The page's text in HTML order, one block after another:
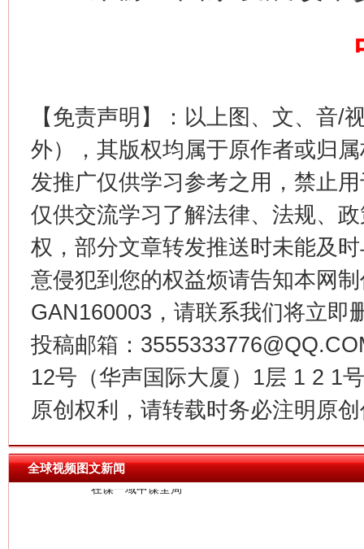
【免责声明】：以上图、文、音/
外），其版权均属于原作者或归
发推广仅供学习参考之用，禁止
仅供交流学习了解法律、法规、
权，部分文章转发推送时未能及
意侵犯到您的权益烦请告知本网
GAN160003，请联系我们将立即
投稿邮箱：
12号（华声国际大厦）1层 1 2 1
原创权利，请转载时务必注明原
全球视频图文新闻
这是一记警钟！ 谢
在谋一域中谋全局
今